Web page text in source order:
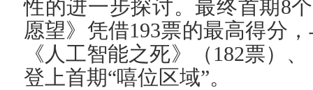
性的进一步探讨。最终首期8
愿望》凭借193票的最高得分
《人工智能之死》（182票）
登上首期“嘻位区域”。